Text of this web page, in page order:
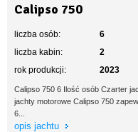
Calipso 750
liczba osób:
6
liczba kabin:
2
rok produkcji:
2023
Calipso 750 6 Ilość osób Czarter
jachty motorowe Calipso 750
6...
opis jachtu